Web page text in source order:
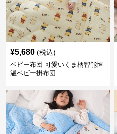
¥5,680 (税込)
ベビー布団 可愛いくま柄智能恒
温ベビー掛布団